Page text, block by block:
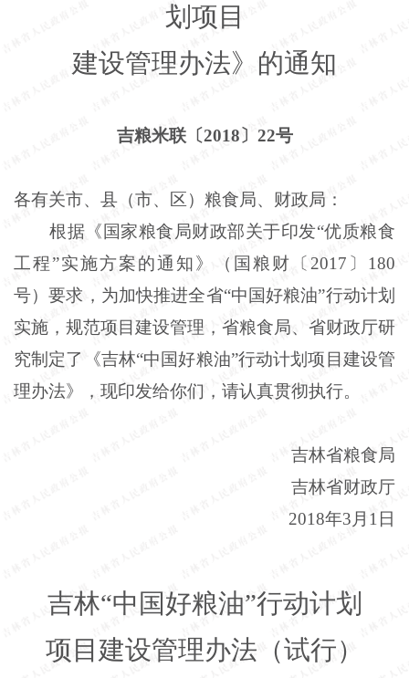
划项目
建设管理办法》的通知
吉粮米联〔2018〕22号
各有关市、县（市、区）粮食局、财政局：
根据《国家粮食局财政部关于印发“优质粮食
工程”实施方案的通知》（国粮财〔2017〕180
号）要求，为加快推进全省“中国好粮油”行动计划
实施，规范项目建设管理，省粮食局、省财政厅研
究制定了《吉林“中国好粮油”行动计划项目建设管
理办法》，现印发给你们，请认真贯彻执行。
吉林省粮食局
吉林省财政厅
2018年3月1日
吉林“中国好粮油”行动计划
项目建设管理办法（试行）